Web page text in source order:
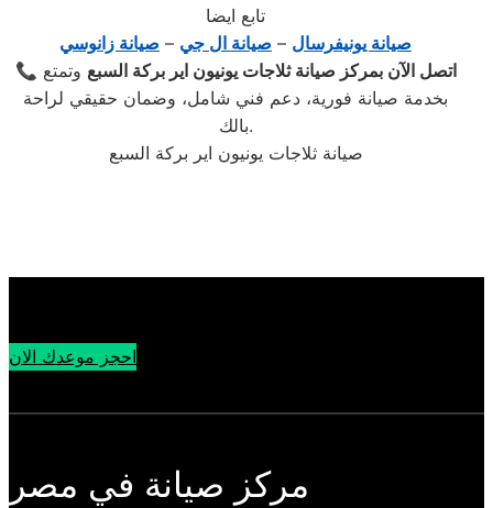
تابع ايضا
صيانة يونيفرسال – صيانة ال جي – صيانة زانوسي
📞
اتصل الآن بمركز صيانة ثلاجات يونيون اير بركة السبع وتمتع
بخدمة صيانة فورية، دعم فني شامل، وضمان حقيقي لراحة
بالك.
صيانة ثلاجات يونيون اير بركة السبع
احجز موعدك الان
مركز صيانة في مصر